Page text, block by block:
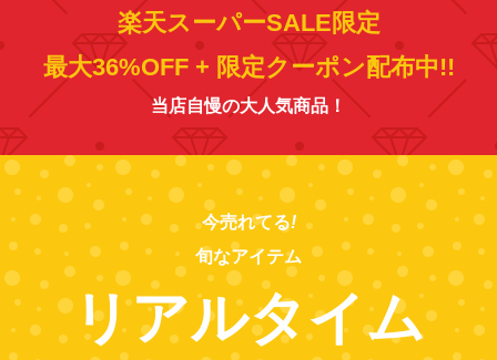
楽天スーパーSALE限定
最大36%OFF + 限定クーポン配布中!!
当店自慢の大人気商品！
今売れてる!
旬なアイテム
リアルタイム